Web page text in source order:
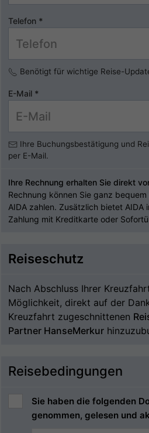
Telefon *
Benötigt für wichtige Reise-
E-Mail *
Ihre Buchungsbestätigung und
per E-Mail.
Ihre Rechnung erhalten Sie direkt
Rechnung können Sie ganz
AIDA zahlen. Zusätzlich bietet AIDA
Zahlung mit Kreditkarte oder
Reiseschutz
Nach Abschluss Ihrer
Möglichkeit, direkt auf der
Kreuzfahrt zugeschnittenen
Partner HanseMerkur
Reisebedingungen
Sie haben die folgenden
genommen, gelesen und